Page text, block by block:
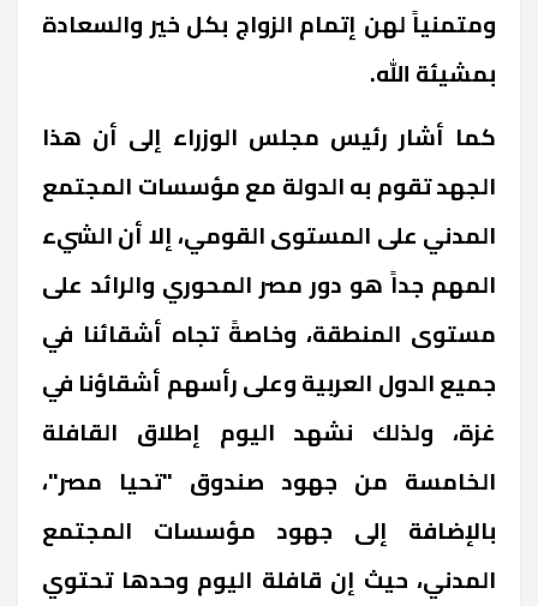
ومتمنياً لهن إتمام الزواج بكل خير والسعادة
بمشيئة الله.
كما أشار رئيس مجلس الوزراء إلى أن هذا
الجهد تقوم به الدولة مع مؤسسات المجتمع
المدني على المستوى القومي، إلا أن الشيء
المهم جداً هو دور مصر المحوري والرائد على
مستوى المنطقة، وخاصةً تجاه أشقائنا في
جميع الدول العربية وعلى رأسهم أشقاؤنا في
غزة، ولذلك نشهد اليوم إطلاق القافلة
الخامسة من جهود صندوق "تحيا مصر"،
بالإضافة إلى جهود مؤسسات المجتمع
المدني، حيث إن قافلة اليوم وحدها تحتوي